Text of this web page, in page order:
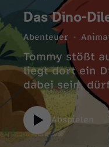
Das Dino-
Abenteuer
Tommy stößt
liegt dort ein
dabei sein,
Abspielen